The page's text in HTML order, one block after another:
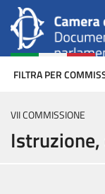
FILTRA PER
VII COMMISSIONE